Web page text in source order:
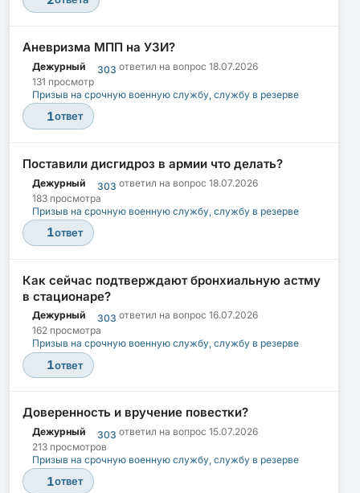
Аневризма МПП на УЗИ?
Дежурный 303 ответил на вопрос 18.07.2026
131 просмотр
Призыв на срочную военную службу, службу в резерве
1ответ
Поставили дисгидроз в армии что делать?
Дежурный 303 ответил на вопрос 18.07.2026
183 просмотра
Призыв на срочную военную службу, службу в резерве
1ответ
Как сейчас подтверждают бронхиальную астму
в стационаре?
Дежурный 303 ответил на вопрос 16.07.2026
162 просмотра
Призыв на срочную военную службу, службу в резерве
1ответ
Доверенность и вручение повестки?
Дежурный 303 ответил на вопрос 15.07.2026
213 просмотров
Призыв на срочную военную службу, службу в резерве
1ответ